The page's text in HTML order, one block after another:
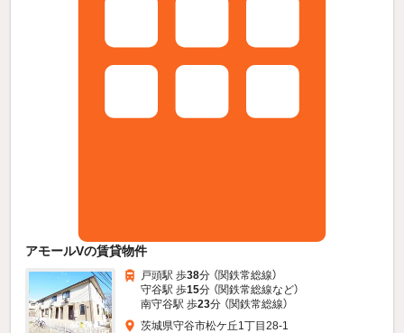
アモールVの賃貸物件
戸頭駅 歩38分 （関鉄常総線）
守谷駅 歩15分 （関鉄常総線など）
南守谷駅 歩23分 （関鉄常総線）
茨城県守谷市松ケ丘1丁目28-1